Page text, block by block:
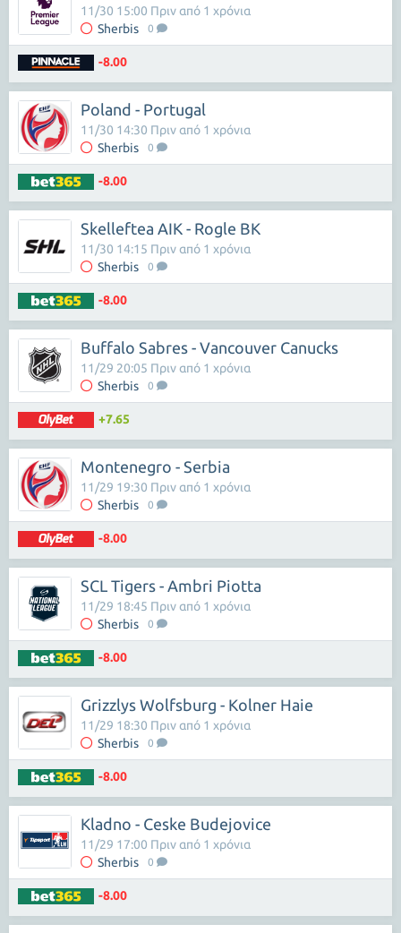
Sherbis 0
11/30 15:00 Πριν από 1 χρόνια
-8.00
Poland - Portugal
Sherbis 0
11/30 14:30 Πριν από 1 χρόνια
-8.00
Skelleftea AIK - Rogle BK
Sherbis 0
11/30 14:15 Πριν από 1 χρόνια
-8.00
Buffalo Sabres - Vancouver Canucks
Sherbis 0
11/29 20:05 Πριν από 1 χρόνια
+7.65
Montenegro - Serbia
Sherbis 0
11/29 19:30 Πριν από 1 χρόνια
-8.00
SCL Tigers - Ambri Piotta
Sherbis 0
11/29 18:45 Πριν από 1 χρόνια
-8.00
Grizzlys Wolfsburg - Kolner Haie
Sherbis 0
11/29 18:30 Πριν από 1 χρόνια
-8.00
Kladno - Ceske Budejovice
Sherbis 0
11/29 17:00 Πριν από 1 χρόνια
-8.00